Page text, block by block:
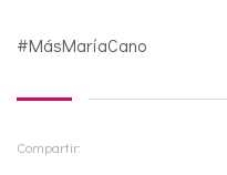
#MásMaríaCano
Compartir: